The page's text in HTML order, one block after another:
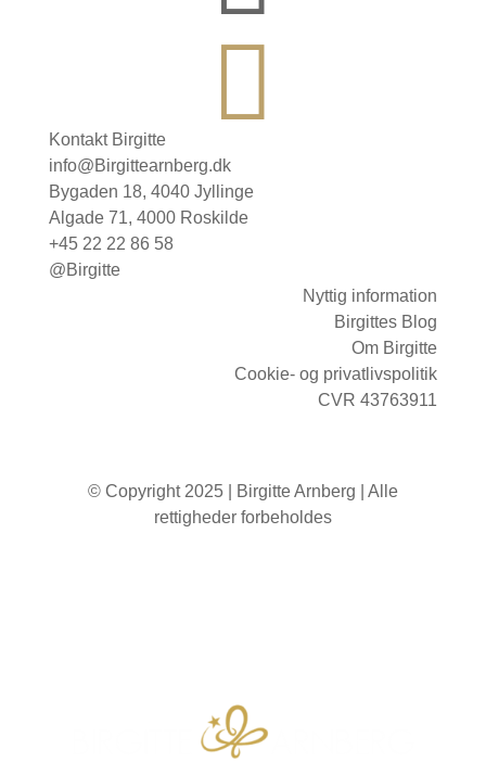

Kontakt Birgitte
info@Birgittearnberg.dk
Bygaden 18, 4040 Jyllinge
Algade 71, 4000 Roskilde
+45 22 22 86 58
@Birgitte
Nyttig information
Birgittes Blog
Om Birgitte
Cookie- og privatlivspolitik
CVR 43763911
© Copyright 2025 | Birgitte Arnberg | Alle
rettigheder forbeholdes